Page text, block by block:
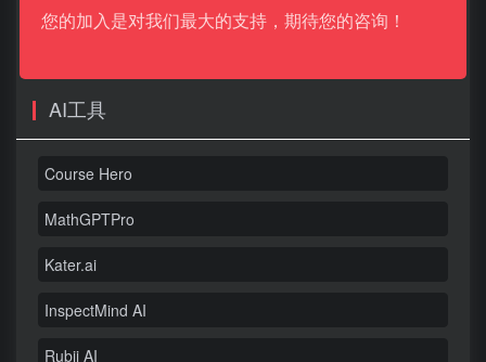
您的加入是对我们最大的支持，期待您的咨询！
AI工具
Course Hero
MathGPTPro
Kater.ai
InspectMind AI
Rubii AI